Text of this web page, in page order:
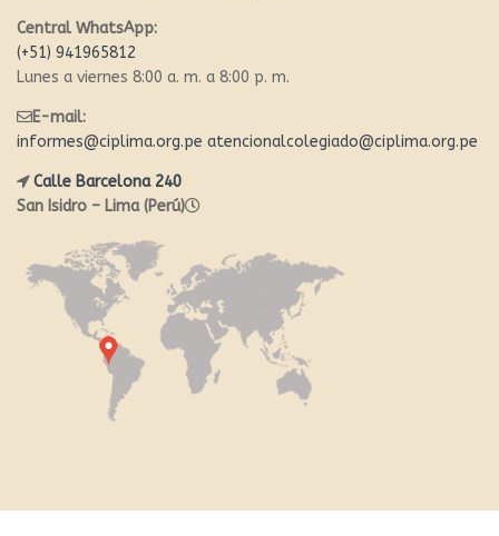
Central WhatsApp:
(+51) 941965812
Lunes a viernes 8:00 a. m. a 8:00 p. m.
E-mail:
informes@ciplima.org.pe atencionalcolegiado@ciplima.org.pe
Calle Barcelona 240
San Isidro – Lima (Perú)